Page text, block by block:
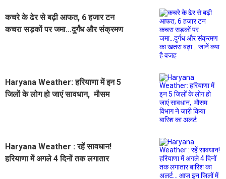
कचरे के ढेर से बढ़ी आफत, 6 हजार टन
कचरा सड़कों पर जमा...दुर्गंध और संक्रमण
Haryana Weather: हरियाणा में इन 5
जिलों के लोग हो जाएं सावधान, मौसम
Haryana Weather : रहें सावधान!
हरियाणा में अगले 4 दिनों तक लगातार